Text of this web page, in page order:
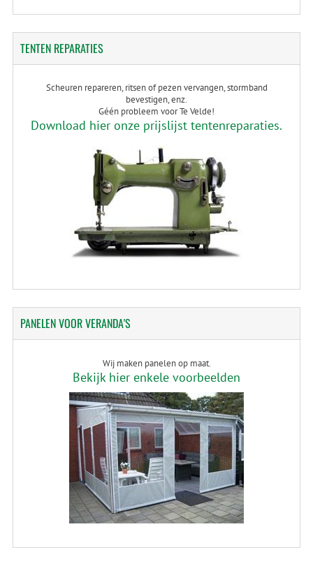
TENTENREPARATIES
Scheuren repareren, ritsen of pezen vervangen, stormband
bevestigen, enz.
Géén probleem voor Te Velde!
Download hier onze prijslijst tentenreparaties.
PANELENVOOR VERANDA'S
Wij maken panelen op maat.
Bekijk hier enkele voorbeelden